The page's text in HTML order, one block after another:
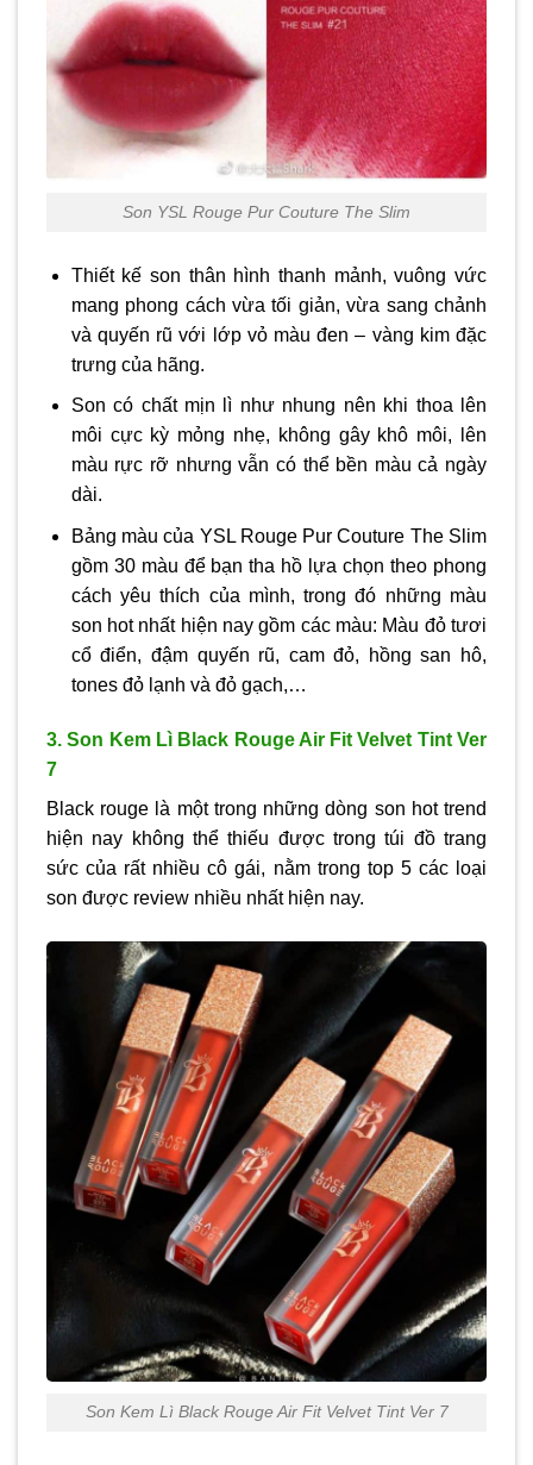
Son YSL Rouge Pur Couture The Slim
Thiết kế son thân hình thanh mảnh, vuông vức
mang phong cách vừa tối giản, vừa sang chảnh
và quyến rũ với lớp vỏ màu đen – vàng kim đặc
trưng của hãng.
Son có chất mịn lì như nhung nên khi thoa lên
môi cực kỳ mỏng nhẹ, không gây khô môi, lên
màu rực rỡ nhưng vẫn có thể bền màu cả ngày
dài.
Bảng màu của YSL Rouge Pur Couture The Slim
gồm 30 màu để bạn tha hồ lựa chọn theo phong
cách yêu thích của mình, trong đó những màu
son hot nhất hiện nay gồm các màu: Màu đỏ tươi
cổ điển, đậm quyến rũ, cam đỏ, hồng san hô,
tones đỏ lạnh và đỏ gạch,…
3. Son Kem Lì Black Rouge Air Fit Velvet Tint Ver
7
Black rouge là một trong những dòng son hot trend
hiện nay không thể thiếu được trong túi đồ trang
sức của rất nhiều cô gái, nằm trong top 5 các loại
son được review nhiều nhất hiện nay.
Son Kem Lì Black Rouge Air Fit Velvet Tint Ver 7